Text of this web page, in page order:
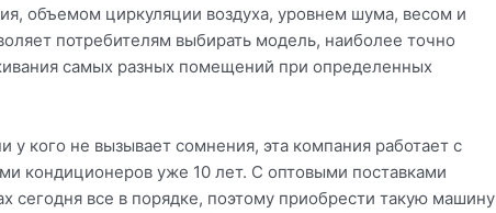
объемом циркуляции воздуха, уровнем шума, весом и
потребителям выбирать модель, наиболее точно
самых разных помещений при определенных
у кого не вызывает сомнения, эта компания работает с
кондиционеров уже 10 лет. С оптовыми поставками
сегодня все в порядке, поэтому приобрести такую машину